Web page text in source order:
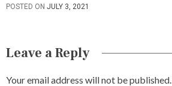
POSTED ON JULY 3, 2021
Leave a Reply
Your email address will not be published.